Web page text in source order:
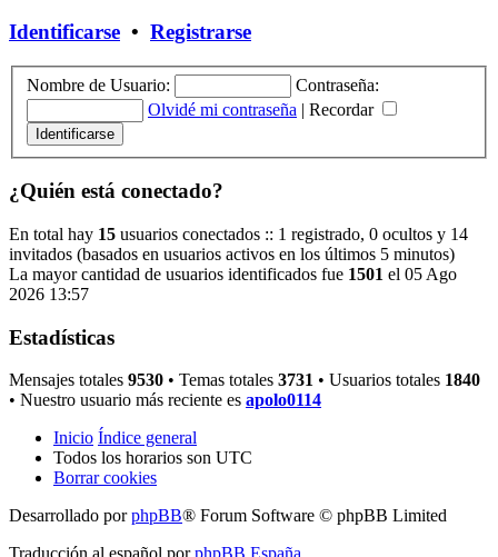
Identificarse • Registrarse
Nombre de Usuario:
Contraseña:
Olvidé mi contraseña | Recordar
¿Quién está conectado?
En total hay 15 usuarios conectados :: 1 registrado, 0 ocultos y 14
invitados (basados en usuarios activos en los últimos 5 minutos)
La mayor cantidad de usuarios identificados fue 1501 el 05 Ago
2026 13:57
Estadísticas
Mensajes totales 9530 • Temas totales 3731 • Usuarios totales 1840
• Nuestro usuario más reciente es apolo0114
Inicio Índice general
Todos los horarios son UTC
Borrar cookies
Desarrollado porphpBB® Forum Software © phpBB Limited